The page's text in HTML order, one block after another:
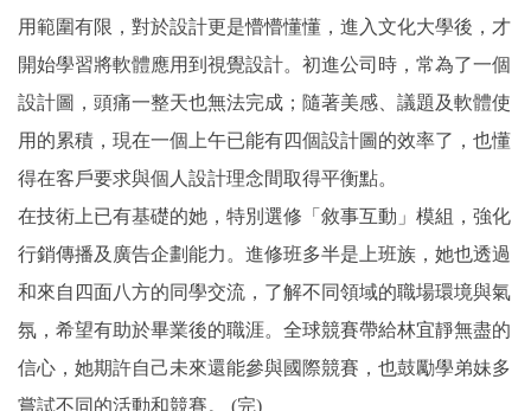
用範圍有限，對於設計更是懵懵懂懂，進入文化大學後，才
開始學習將軟體應用到視覺設計。初進公司時，常為了一個
設計圖，頭痛一整天也無法完成；隨著美感、議題及軟體使
用的累積，現在一個上午已能有四個設計圖的效率了，也懂
得在客戶要求與個人設計理念間取得平衡點。
在技術上已有基礎的她，特別選修「敘事互動」模組，強化
行銷傳播及廣告企劃能力。進修班多半是上班族，她也透過
和來自四面八方的同學交流，了解不同領域的職場環境與氣
氛，希望有助於畢業後的職涯。全球競賽帶給林宜靜無盡的
信心，她期許自己未來還能參與國際競賽，也鼓勵學弟妹多
嘗試不同的活動和競賽。 (完)